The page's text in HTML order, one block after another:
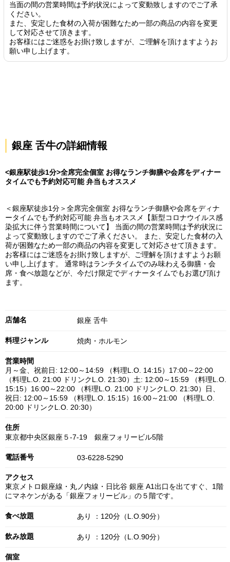
当面の間の営業時間は予約状況によって変動致しますのでご了承
ください。
また、安定した食材の入荷が困難なため一部の商品の内容を変更
して対応させて頂きます。
お客様にはご迷惑をお掛け致しますが、ご理解を頂けますようお
願い申し上げます。
銀座 舌牛の詳細情報
<銀座駅徒歩1分>全席完全個室 お得なランチ御膳や会席をディナー
タイムでも予約対応可能 弁当もオススメ
＜銀座駅徒歩1分＞全席完全個室 お得なランチ御膳や会席をディナ
ータイムでも予約対応可能 弁当もオススメ【新型コロナウイルス感
染拡大に伴う営業時間について】 当面の間の営業時間は予約状況に
よって変動致しますのでご了承ください。 また、安定した食材の入
荷が困難なため一部の商品の内容を変更して対応させて頂きます。
お客様にはご迷惑をお掛け致しますが、ご理解を頂けますようお願
い申し上げます。 通常時はランチタイムでのみ味わえる御膳・会
席・食べ放題などが、今だけ限定でディナータイムでもお選び頂け
ます。
店舗名 銀座 舌牛
料理ジャンル 焼肉・ホルモン
営業時間
月～金、祝前日: 12:00～14:59 （料理L.O. 14:15）17:00～22:00
（料理L.O. 21:00 ドリンクL.O. 21:30）土: 12:00～15:59 （料理L.O.
15:15）16:00～22:00 （料理L.O. 21:00 ドリンクL.O. 21:30）日、
祝日: 12:00～15:59 （料理L.O. 15:15）16:00～21:00 （料理L.O.
20:00 ドリンクL.O. 20:30）
住所
東京都中央区銀座５-7-19 銀座フォリービル5階
電話番号 03-6228-5290
アクセス
東京メトロ銀座線・丸ノ内線・日比谷 銀座 A1出口を出てすぐ、1階
にマネケンがある「銀座フォリービル」の５階です。
食べ放題 あり ：120分（L.O.90分）
飲み放題 あり ：120分（L.O.90分）
個室